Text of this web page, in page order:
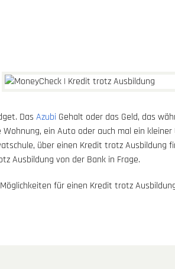
Das Azubi Gehalt oder das Geld, das
ein Auto oder auch mal ein kleiner
über einen Kredit trotz Ausbildung
Ausbildung von der Bank in Frage.
für einen Kredit trotz